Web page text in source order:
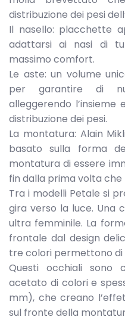
distribuzione dei pesi
Il nasello: placchette
adattarsi ai nasi di
massimo comfort.
Le aste: un volume
per garantire di
alleggerendo l’insieme
distribuzione dei pesi.
La montatura: Alain
basato sulla forma
montatura di essere
fin dalla prima volta che
Tra i modelli Petale si
gira verso la luce. Una
ultra femminile. La
frontale dal design
tre colori permettono
Questi occhiali
acetato di colori e
mm), che creano
sul fronte della